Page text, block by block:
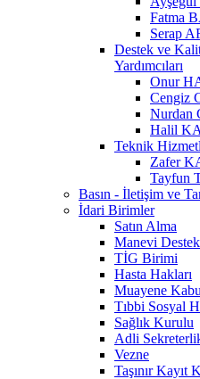
Fatma
Serap
Destek ve
Yardımcıları
Onur
Cengiz
Nurdan
Halil
Teknik
Zafer
Tayfun
Basın - İletişim ve
İdari Birimler
Satın Alma
Manevi
TİG Birimi
Hasta Hakları
Muayene
Tıbbi Sosyal
Sağlık Kurulu
Adli
Vezne
Taşınır Kayıt